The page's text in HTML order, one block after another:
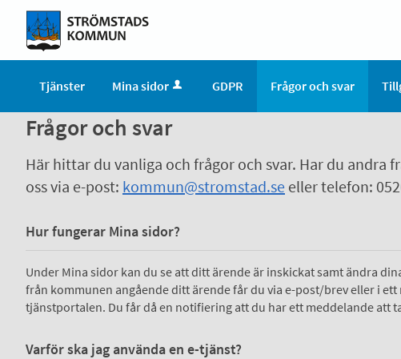
Tjänster Mina sidor GDPR Frågor och svar
Frågor och svar
Här hittar du vanliga och frågor och svar. Har du andra
oss via e-post: kommun@stromstad.se eller telefon:
Hur fungerar Mina sidor?
Under Mina sidor kan du se att ditt ärende är inskickat samt ändra
från kommunen angående ditt ärende får du via e-post/brev eller i
tjänstportalen. Du får då en notifiering att du har ett meddelande att
Varför ska jag använda en e-tjänst?